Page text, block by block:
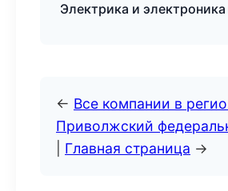
Электрика и электроника
← Все компании в
Приволжский
Главная страница →